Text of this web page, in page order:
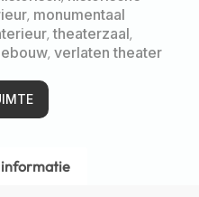
, monumentaal
,theaterzaal,
, verlaten theater